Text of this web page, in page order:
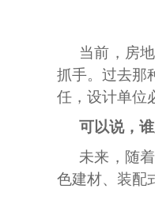
当前，房
抓手。过去那
任，设计单位
可以说，
未来，随
色建材、装配